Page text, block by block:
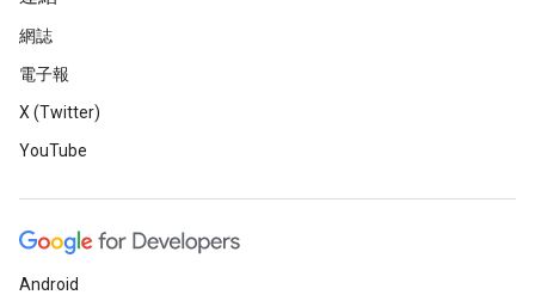
網誌
電子報
X (Twitter)
YouTube
Android